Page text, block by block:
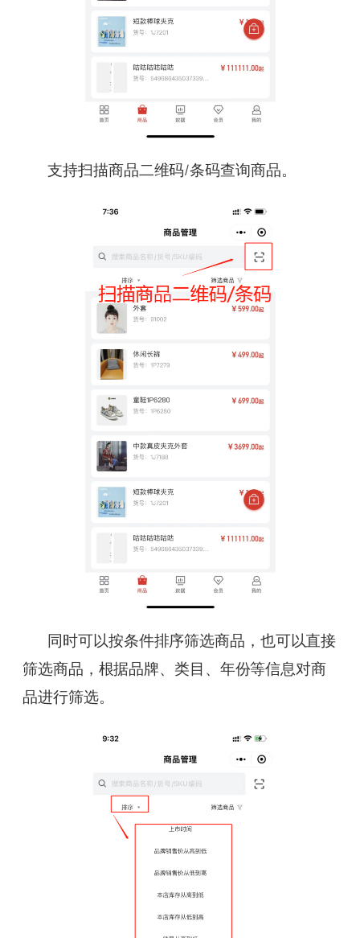
支持扫描商品二维码/条码查询商品。
同时可以按条件排序筛选商品，也可以直接
筛选商品，根据品牌、类目、年份等信息对商
品进行筛选。